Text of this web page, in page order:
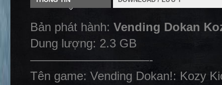
Bản phát hành: Vending Dokan
Dung lượng: 2.3 GB
——————————-
Tên game: Vending Dokan!: Kozy